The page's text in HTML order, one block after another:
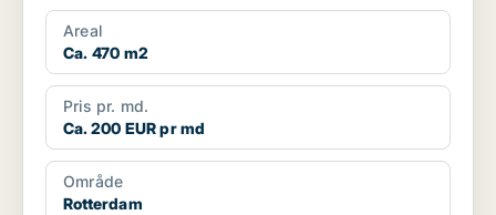
Areal
Ca. 470 m2
Pris pr. md.
Ca. 200 EUR pr md
Område
Rotterdam